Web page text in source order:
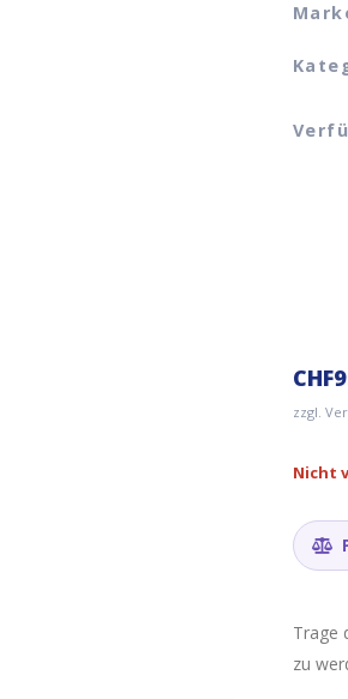
CHF
zzgl.
Nicht
Trage
zu